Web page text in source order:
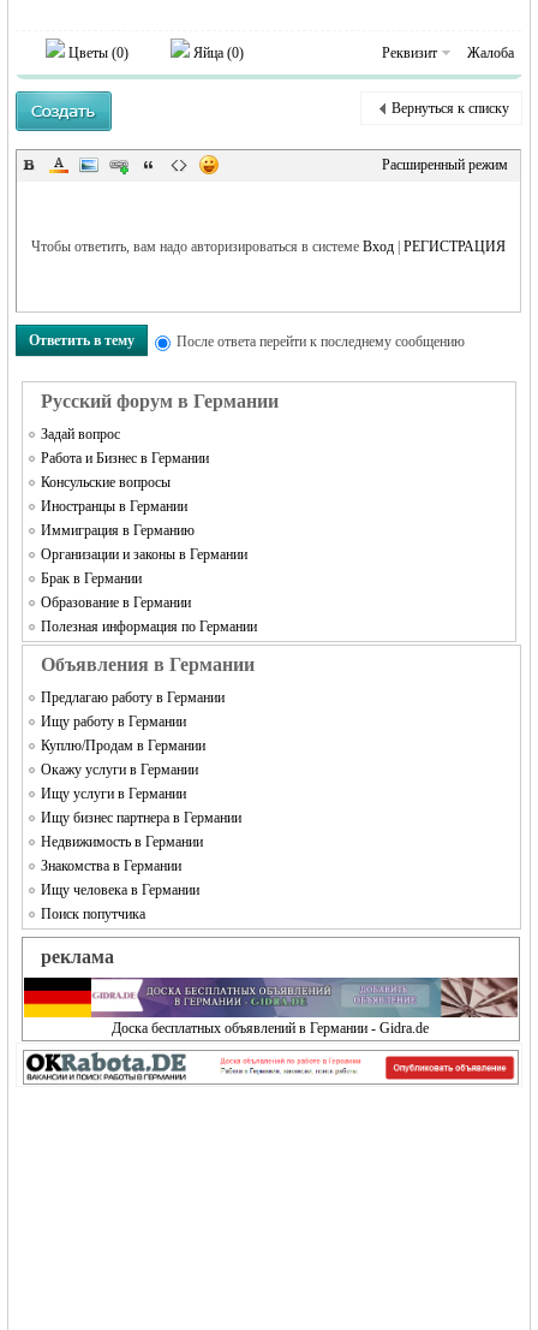
Цветы (0) Яйца (0) Реквизит Жалоба
Вернуться к списку
Расширенный режим
Чтобы ответить, вам надо авторизироваться в системеВход |РЕГИСТРАЦИЯ
Ответить в тему После ответа перейти к последнему сообщению
Русский форум в Германии
Задай вопрос
Работа и Бизнес в Германии
Консульские вопросы
Иностранцы в Германии
Иммиграция в Германию
Организации и законы в Германии
Брак в Германии
Образование в Германии
Полезная информация по Германии
Объявления в Германии
Предлагаю работу в Германии
Ищу работу в Германии
Куплю/Продам в Германии
Окажу услуги в Германии
Ищу услуги в Германии
Ищу бизнес партнера в Германии
Недвижимость в Германии
Знакомства в Германии
Ищу человека в Германии
Поиск попутчика
реклама
Доска бесплатных объявлений в Германии - Gidra.de